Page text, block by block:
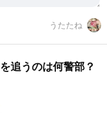
うたたね
追うのは何警部？